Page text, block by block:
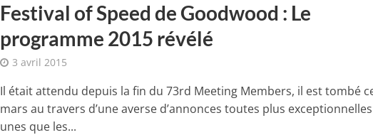
Festival of Speed de Goodwood : Le
programme 2015 révélé
3 avril 2015
Il était attendu depuis la fin du 73rd Meeting Members, il est tombé
mars au travers d’une averse d’annonces toutes plus
unes que les...